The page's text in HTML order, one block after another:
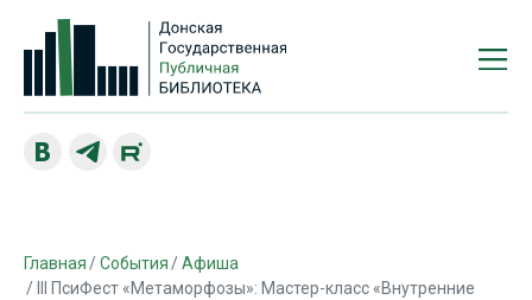
Главная События
Афиша
III ПсиФест «Метаморфозы»: Мастер-класс «Внутренние